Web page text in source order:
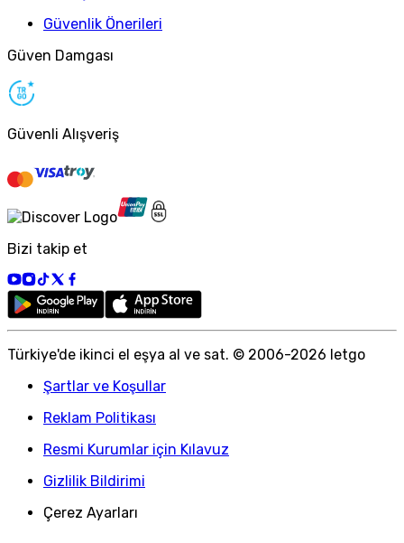
Güvenlik Önerileri
Güven Damgası
Güvenli Alışveriş
Bizi takip et
Türkiye'de ikinci el eşya al ve sat. © 2006-2026 letgo
Şartlar ve Koşullar
Reklam Politikası
Resmi Kurumlar için Kılavuz
Gizlilik Bildirimi
Çerez Ayarları